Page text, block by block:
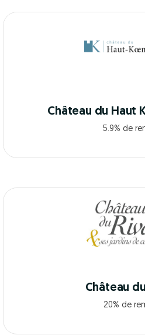
Château du Haut
5.9% de
Château
20% de